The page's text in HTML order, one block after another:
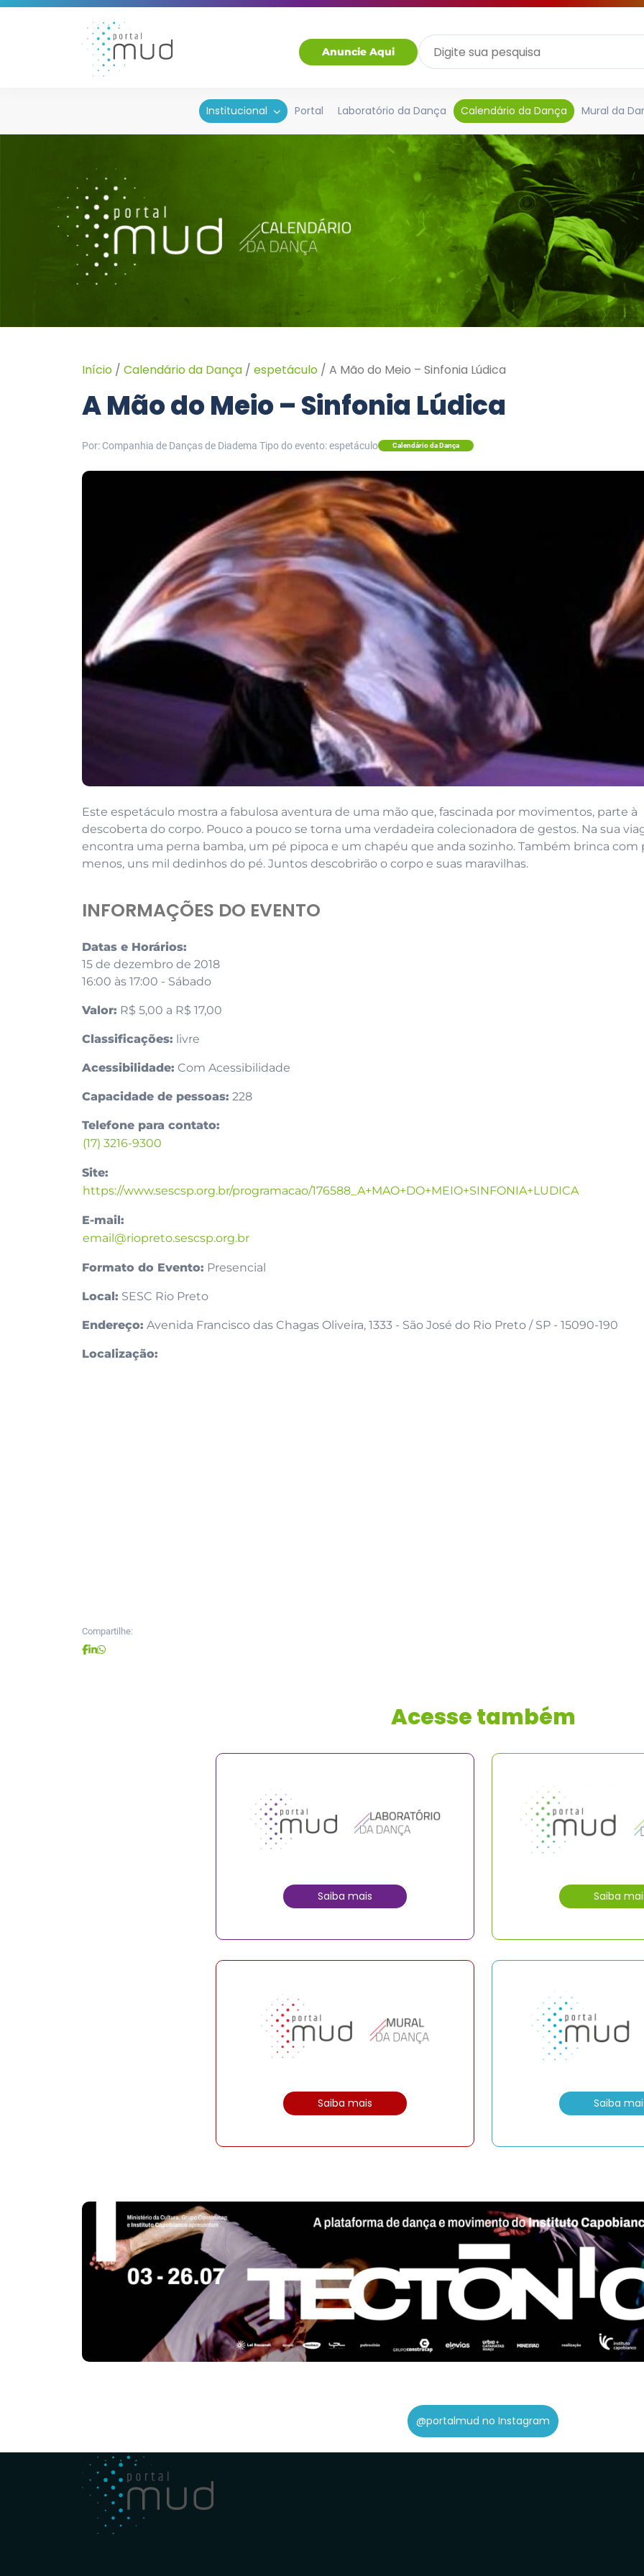
Anuncie Aqui
Institucional Portal Laboratório da Dança Calendário da Dança Mural da
Início / Calendário da Dança / espetáculo / A Mão do Meio – Sinfonia Lúdica
A Mão do Meio – Sinfonia Lúdica
Por: Companhia de Danças de Diadema Tipo do evento: espetáculo Calendário da Dança
Este espetáculo mostra a fabulosa aventura de uma mão que, fascinada por movimentos, parte à
descoberta do corpo. Pouco a pouco se torna uma verdadeira colecionadora de gestos. Na sua
encontra uma perna bamba, um pé pipoca e um chapéu que anda sozinho. Também brinca com
menos, uns mil dedinhos do pé. Juntos descobrirão o corpo e suas maravilhas.
INFORMAÇÕES DO EVENTO
Datas e Horários:
15 de dezembro de 2018
16:00 às 17:00 - Sábado
Valor: R$ 5,00 a R$ 17,00
Classificações: livre
Acessibilidade: Com Acessibilidade
Capacidade de pessoas: 228
Telefone para contato:
(17) 3216-9300
Site:
https://www.sescsp.org.br/programacao/176588_A+MAO+DO+MEIO+SINFONIA+LUDICA
E-mail:
email@riopreto.sescsp.org.br
Formato do Evento: Presencial
Local: SESC Rio Preto
Endereço: Avenida Francisco das Chagas Oliveira, 1333 - São José do Rio Preto / SP - 15090-190
Localização:
Compartilhe:
Acesse também
Saiba mais Saiba
Saiba mais Saiba
@portalmud no Instagram